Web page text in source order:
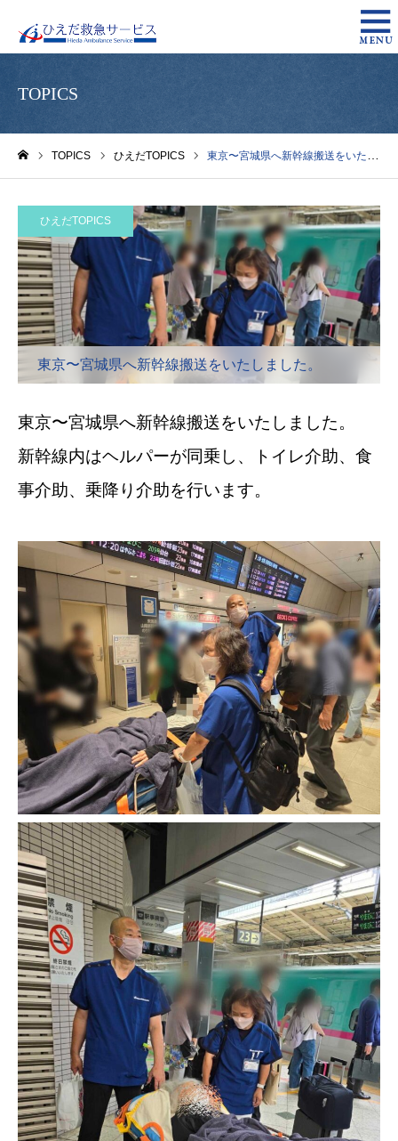
TOPICS
TOPICS ひえだTOPICS 東京〜宮城県へ新幹線搬送をいたしました。
ひえだTOPICS
東京〜宮城県へ新幹線搬送をいたしました。
東京〜宮城県へ新幹線搬送をいたしました。
新幹線内はヘルパーが同乗し、トイレ介助、食
事介助、乗降り介助を行います。